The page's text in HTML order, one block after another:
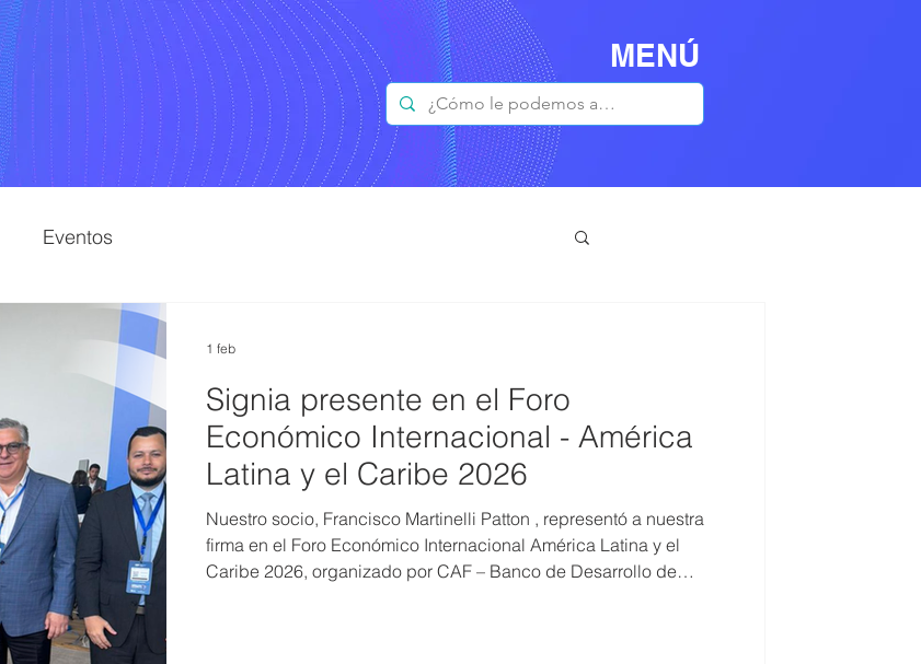
MENÚ
Eventos
Signia presente en el Foro
Económico Internacional - América
Latina y el Caribe 2026
Nuestro socio, Francisco Martinelli Patton , representó a nuestra
firma en el Foro Económico Internacional América Latina y el
Caribe 2026, organizado por CAF – Banco de Desarrollo de
1 feb